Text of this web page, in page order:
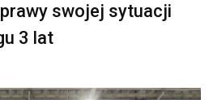
swojej sytuacji
3 lat